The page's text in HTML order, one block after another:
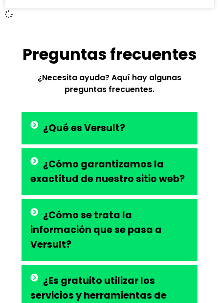
Preguntas frecuentes
¿Necesita ayuda? Aquí hay algunas
preguntas frecuentes.
¿Qué es Versult?
¿Cómo garantizamos la
exactitud de nuestro sitio web?
¿Cómo se trata la
información que se pasa a
Versult?
¿Es gratuito utilizar los
servicios y herramientas de